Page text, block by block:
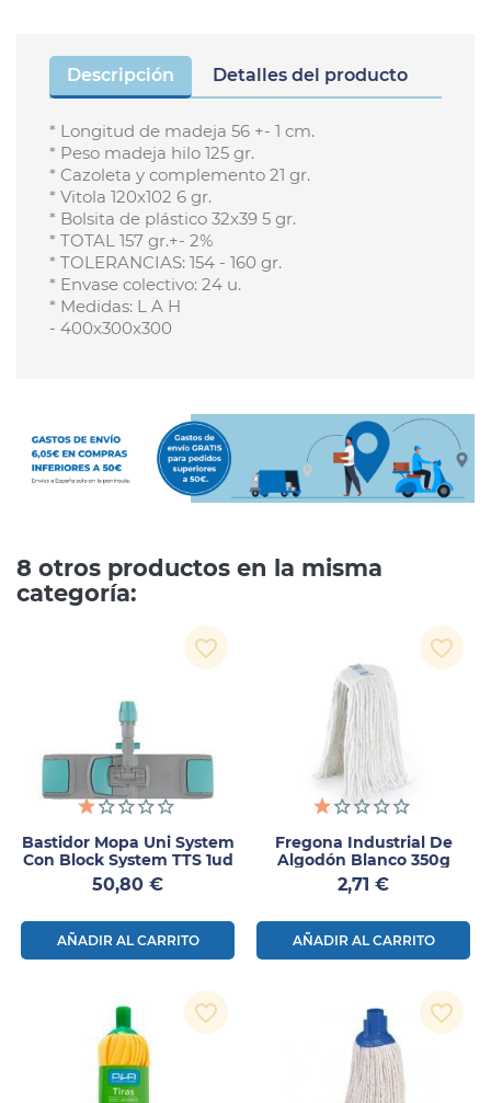
Descripción Detalles del producto
* Longitud de madeja 56 +- 1 cm.
* Peso madeja hilo 125 gr.
* Cazoleta y complemento 21 gr.
* Vitola 120x102 6 gr.
* Bolsita de plástico 32x39 5 gr.
* TOTAL 157 gr.+- 2%
* TOLERANCIAS: 154 - 160 gr.
* Envase colectivo: 24 u.
* Medidas: L A H
- 400x300x300
8 otros productos en la misma
categoría:
Bastidor Mopa Uni System
Con Block System TTS 1ud
Precio
50,80 €
AÑADIR AL CARRITO
favorite_border
Fregona Industrial De
Algodón Blanco 350g
Precio
2,71 €
AÑADIR AL CARRITO
favorite_border
favorite_border favorite_border